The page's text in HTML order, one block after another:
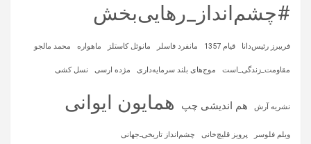
#چشم‌انداز_رهایی‌بخش
فریبرز رئیس‌دانا قیام 1357 مانفرد فاسلر مانوئل کاستلز ماهواره‌ محمد مالجو
مقاومت_زندگی_است موج‌های بلند سرمایه‌داری مژده ارسی نسل کشی
نشریه آرش هم اندیشی چپ همایون ایوانی
ویلم فلوسر پرویز قلیچ‌خانی چشم‌انداز تاریخی‌ـ‌جهانی